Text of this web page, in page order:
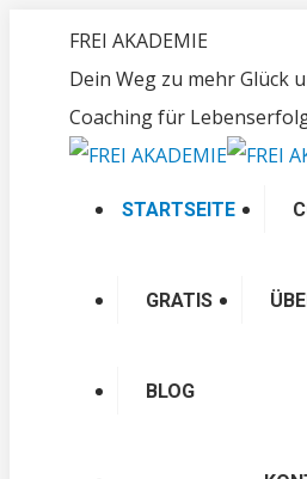
springen
FREI AKADEMIE
Dein Weg zu mehr Glück
Coaching für
STARTSEITE
GRATIS
BLOG